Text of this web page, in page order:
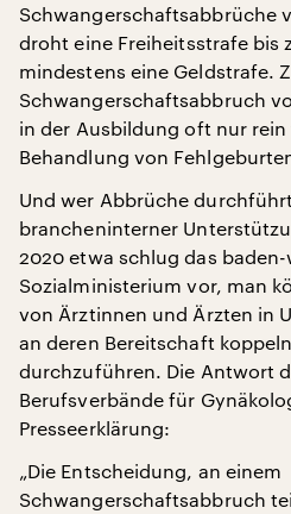
Schwangerschaftsabbrüche
droht eine Freiheitsstrafe bis
mindestens eine Geldstrafe.
Schwangerschaftsabbruch
in der Ausbildung oft nur
Behandlung von
Und wer Abbrüche
brancheninterner
2020 etwa schlug das
Sozialministerium vor, man
von Ärztinnen und Ärzten in
an deren Bereitschaft
durchzuführen. Die Antwort
Berufsverbände für
Presseerklärung:
„Die Entscheidung, an einem
Schwangerschaftsabbruch